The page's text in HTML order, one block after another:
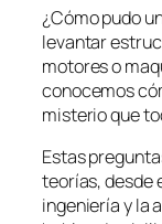
¿Cómo pudo
levantar
motores o
conocemos
misterio que
Estas
teorías, desde
ingeniería y la